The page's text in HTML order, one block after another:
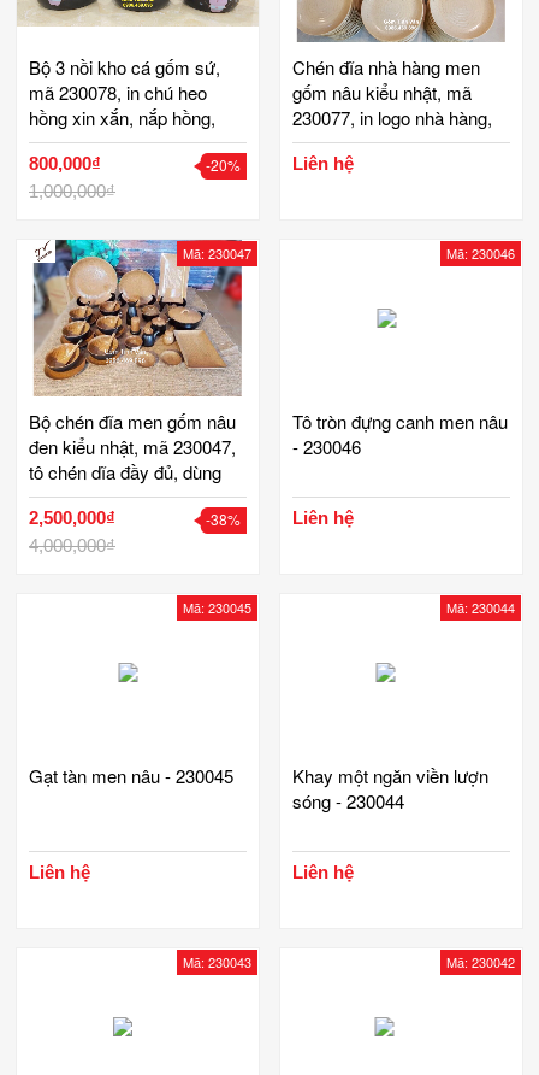
Bộ 3 nồi kho cá gốm sứ,
mã 230078, in chú heo
hồng xin xắn, nắp hồng,
đường kính 15 cm, nồi đun
bếp lửa, gốm bát tràng tinh
vân
800,000₫
1,000,000₫
-20%
Chén đĩa nhà hàng men
gốm nâu kiểu nhật, mã
230077, in logo nhà hàng,
sang trọng, tinh tế, gốm bát
tràng tinh vân cao cấp
Liên hệ
Mã: 230047
Bộ chén đĩa men gốm nâu
đen kiểu nhật, mã 230047,
tô chén dĩa đầy đủ, dùng
cho gia đình, nhà hàng,
chất lượng tốt, giá rẻ, gốm
bát tràng, tinh vân, nhận đặt
2,500,000₫
4,000,000₫
-38%
Mã: 230046
Tô tròn đựng canh men nâu
- 230046
Liên hệ
Mã: 230045
Gạt tàn men nâu - 230045
Liên hệ
Mã: 230044
Khay một ngăn viền lượn
sóng - 230044
Liên hệ
Mã: 230043 Mã: 230042